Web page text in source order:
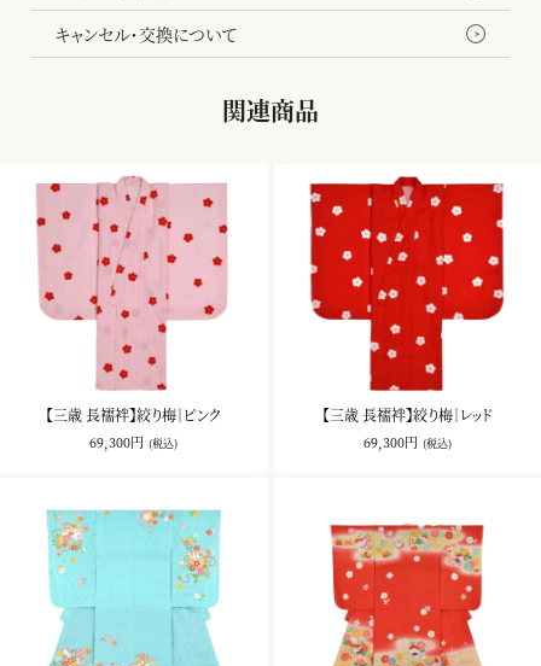
キャンセル・交換について
関連商品
【三歳 長襦袢】絞り梅｜ピンク
69,300円 (税込)
【三歳 長襦袢】絞り梅｜レッド
69,300円 (税込)